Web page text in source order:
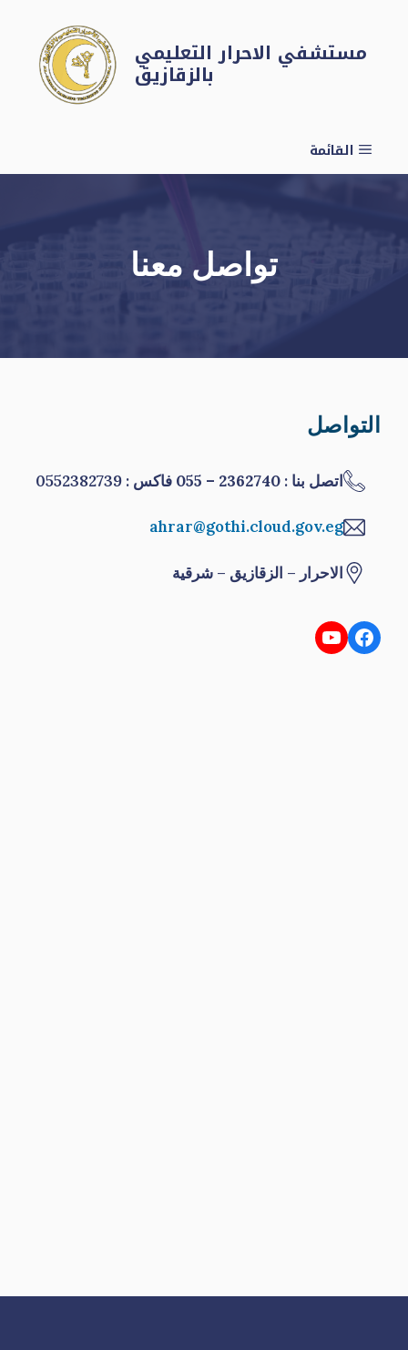
المحتوىمستشفي الاحرار التعليمي
بالزقازيق
القائمة
تواصل معنا
التواصل
اتصل بنا : 2362740 – 055 فاكس : 0552382739
ahrar@gothi.cloud.gov.eg
الاحرار – الزقازيق – شرقية
Facebook
YouTube